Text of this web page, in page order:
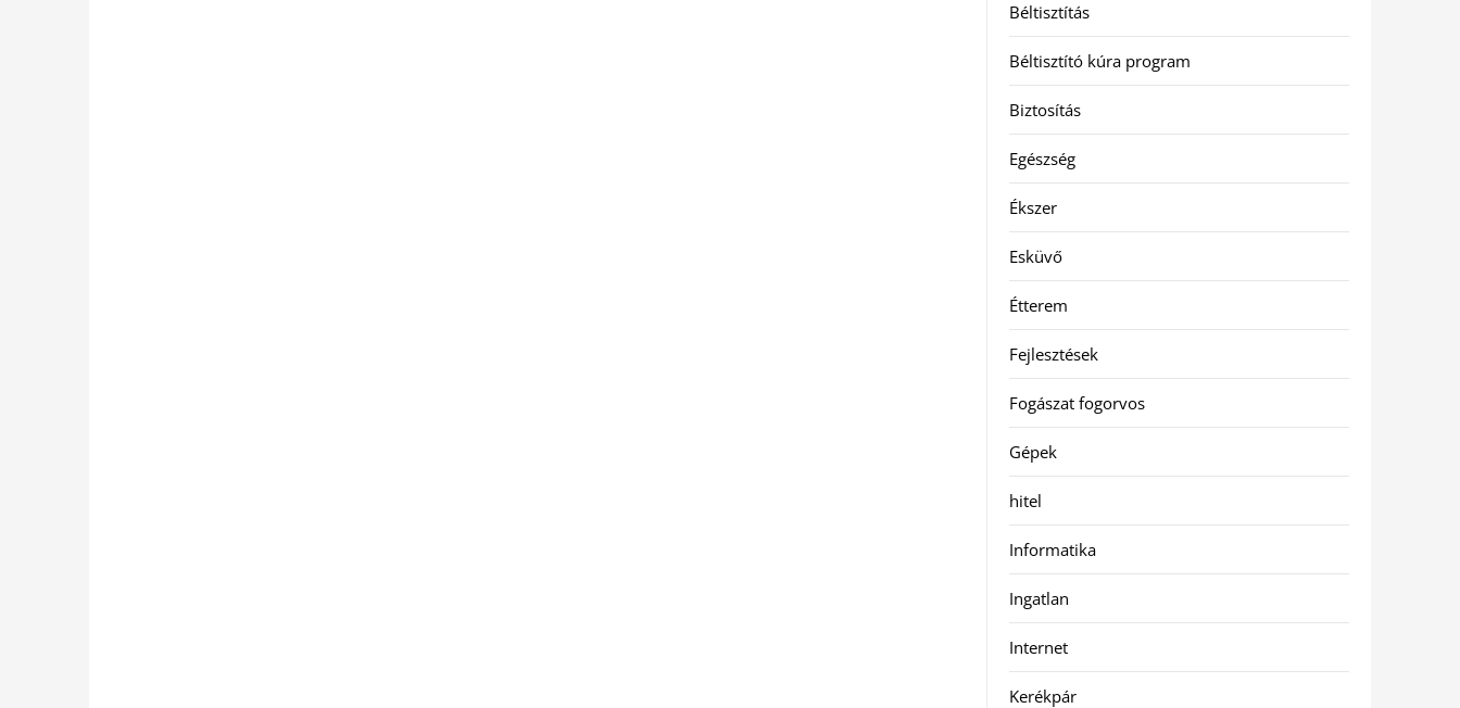
Béltisztítás
Béltisztító kúra program
Biztosítás
Egészség
Ékszer
Esküvő
Étterem
Fejlesztések
Fogászat fogorvos
Gépek
hitel
Informatika
Ingatlan
Internet
Kerékpár